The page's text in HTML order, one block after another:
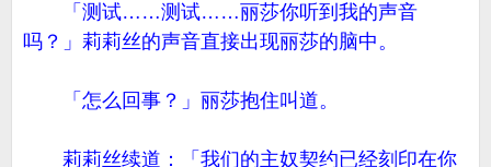
「测试……测试……丽莎你听到我的声音
吗？」莉莉丝的声音直接出现丽莎的脑中。
「怎么回事？」丽莎抱住叫道。
莉莉丝续道：「我们的主奴契约已经刻印在你